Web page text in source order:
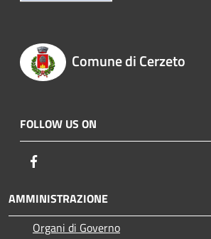
Comune di Cerzeto
FOLLOW US ON
AMMINISTRAZIONE
Organi di Governo